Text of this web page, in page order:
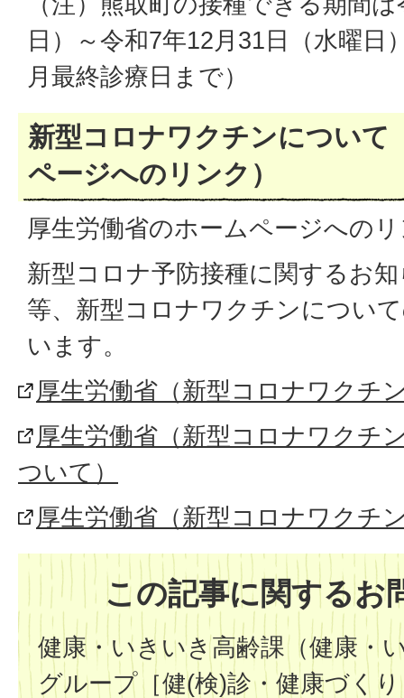
日）～令和7年12月31日（水曜日
月最終診療日まで）
新型コロナワクチンについて
ページへのリンク）
厚生労働省のホームページへの
新型コロナ予防接種に関するお
等、新型コロナワクチンについ
います。
厚生労働省（新型コロナワクチ
厚生労働省（新型コロナワクチ
ついて）
厚生労働省（新型コロナワクチ
この記事に関するお
健康・いきいき高齢課（健康・
グループ［健(検)診・健康づく